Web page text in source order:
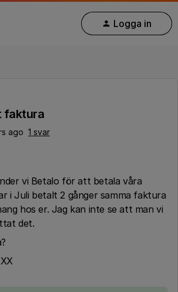
Logga in
faktura
ago 1 svar
vi Betalo för att betala våra
i Juli betalt 2 gånger samma faktura
hos er. Jag kan inte se att man vi
det.